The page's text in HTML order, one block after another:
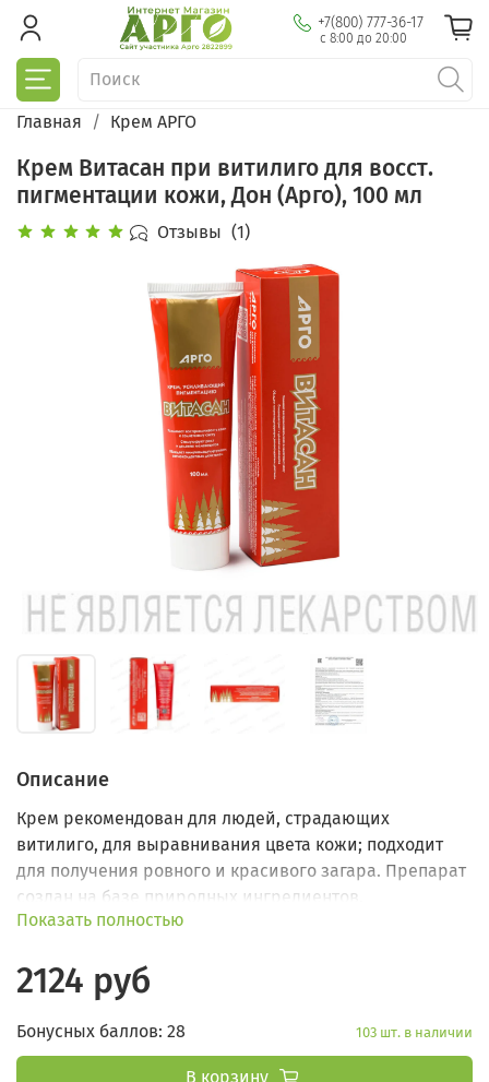
+7(800) 777-36-17
с 8:00 до 20:00
Главная Крем АРГО
Крем Витасан при витилиго для восст.
пигментации кожи, Дон (Арго), 100 мл
Отзывы (1)
Описание
Крем рекомендован для людей, страдающих
витилиго, для выравнивания цвета кожи; подходит
для получения ровного и красивого загара. Препарат
создан на базе природных ингредиентов.
Показать полностью
2124 руб
Бонусных баллов: 28 103 шт. в наличии
В корзину